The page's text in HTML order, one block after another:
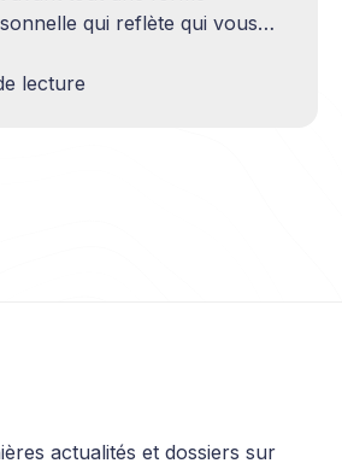
qui reflète qui vous
vous évoluez. Un
sa
lecture
actualités et dossiers sur